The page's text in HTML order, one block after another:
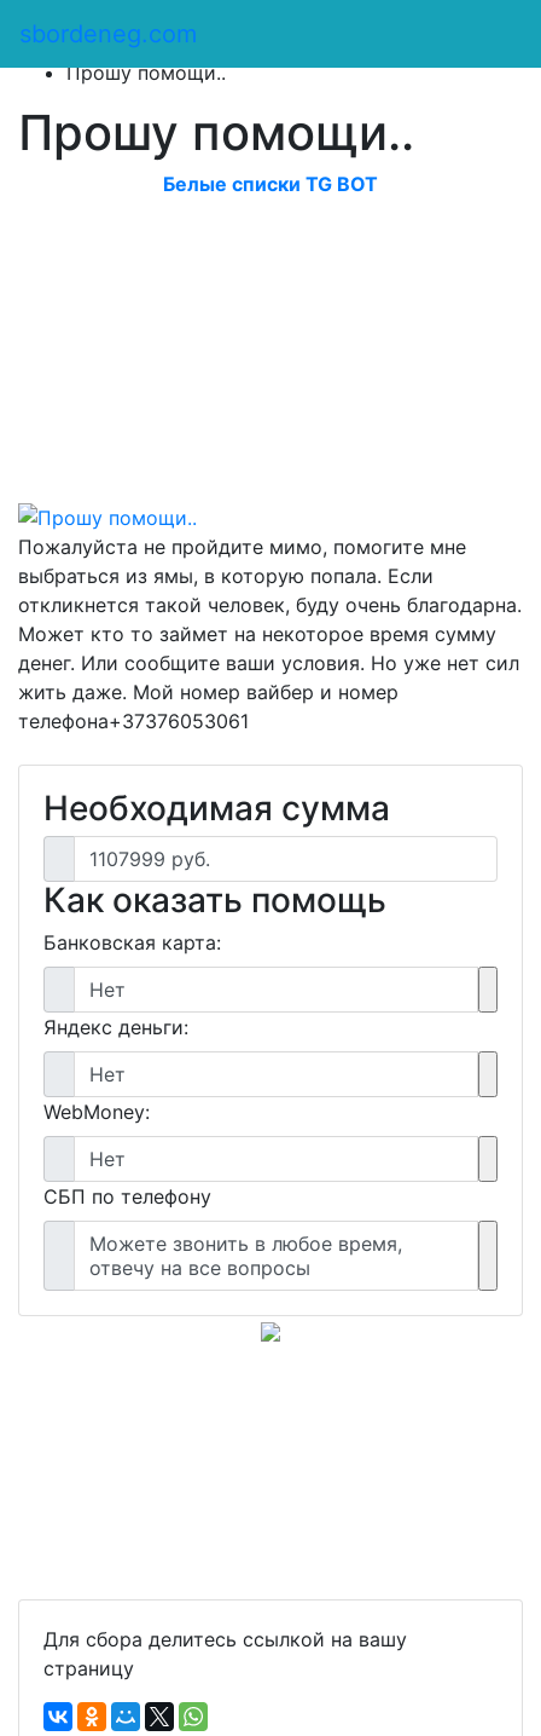
sbordeneg.com
Оказать помощь
Прошу помощи..
Прошу помощи..
Белые списки TG BOT
Пожалуйста не пройдите мимо, помогите мне
выбраться из ямы, в которую попала. Если
откликнется такой человек, буду очень благодарна.
Может кто то займет на некоторое время сумму
денег. Или сообщите ваши условия. Но уже нет сил
жить даже. Мой номер вайбер и номер
телефона+37376053061
Необходимая сумма
1107999 руб.
Как оказать помощь
Банковская карта:
Нет
Яндекс деньги:
Нет
WebMoney:
Нет
СБП по телефону
Можете звонить в любое время,
отвечу на все вопросы
Для сбора делитесь ссылкой на вашу
страницу